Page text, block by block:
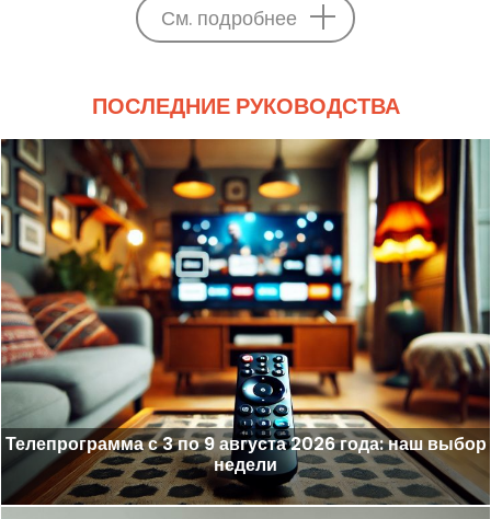
См. подробнее
ПОСЛЕДНИЕ РУКОВОДСТВА
Телепрограмма с 3 по 9 августа 2026 года: наш выбор
недели